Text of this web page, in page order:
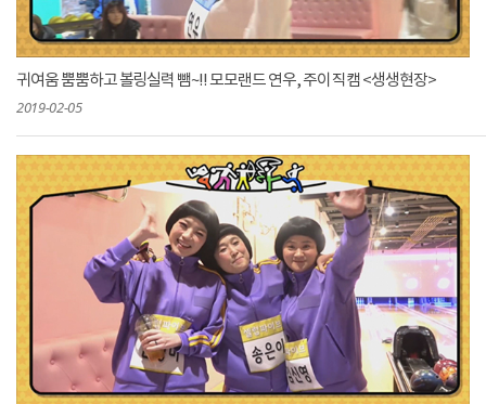
귀여움 뿜뿜하고 볼링실력 뺌~!! 모모랜드 연우, 주이 직캠 <생생현장>
2019-02-05